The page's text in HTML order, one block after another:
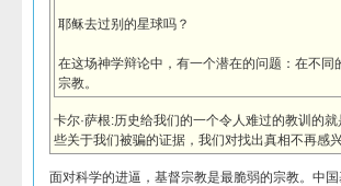
耶稣去过别的星球吗？
在这场神学辩论中，有一个潜在的问题：在不
宗教。
卡尔·萨根:历史给我们的一个令人难过的教训的
些关于我们被骗的证据，我们对找出真相不再感
面对科学的进逼，基督宗教是最脆弱的宗教。中